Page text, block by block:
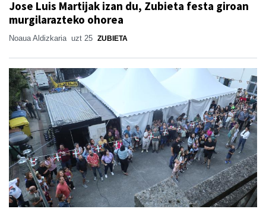
Jose Luis Martijak izan du, Zubieta festa giroan
murgilarazteko ohorea
Noaua Aldizkaria uzt 25 ZUBIETA